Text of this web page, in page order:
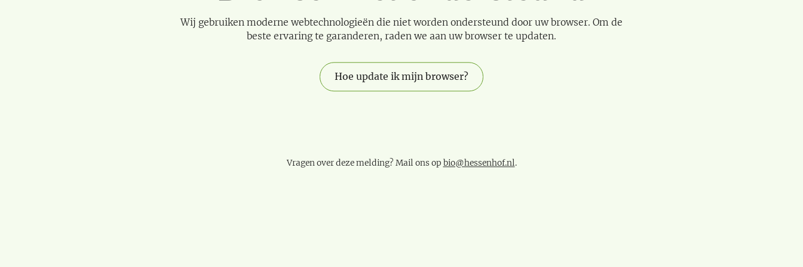
Wij gebruiken moderne webtechnologieën die niet worden ondersteund door uw browser. Om de
beste ervaring te garanderen, raden we aan uw browser te updaten.
Hoe update ik mijn browser?
Vragen over deze melding? Mail ons op bio@hessenhof.nl.